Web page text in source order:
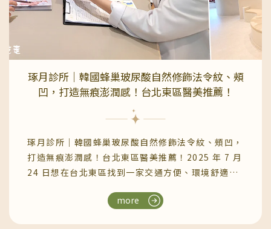
的會跟妳『充分溝通』，認真聽完妳哪裡困擾、哪裡
不滿意—仔細看診後再依專業分析我適合的療程建
議，並詳細解釋預估的作法與成效，最後由我自己決
定要怎麼選！喜歡追根究底的我，非常好奇MINT秘
仔細的跟我解釋原來MINT秘特拉提線是一體成型
的！！！線材使用台灣TFDA認證的PDO材質，具有
良好的生物相容性以及可分解性可被人體吸收，是目
害！！以往一般其他的縫合線是用”切割”方式製
作，倒勾很不明顯又容易斷裂，MINT神力拉提線一
體成型，不僅線材更堅固不容易斷裂，上面的3D立
體倒鉤線還能雙向360度拉提，維持較強的拉力與組
織抓附力—解釋完線材，陳院長還進一步跟我解釋他
多醫美診所的諮詢環節，都只是一個制式化的SOP，
通常醫師詢問你要做什麼項目，然後你說了，就直接
做。但在琢月診所做諮詢的時候，儘管陳院長知道我
之前有打過肉毒咀嚼肌，仍然從頭到尾把肉毒的功
也針對我的頸肩實際狀況做評估，最後確認注射韓國
的NABOTA-納柏塔彩虹肉毒一瓶（100U) 。
NABOTA-納柏塔肉毒是在韓國很受歡迎的新一代亞
洲肉毒，也叫彩虹肉毒。透過先進的HI-PURE專利
純化技術，可將肉毒純度提升到>98% ，並經多篇
期刊論文都有證實它的安全性、效果與持久度皆與歐
美品牌不分上下，也是目前率先通過美國FDA認證的
肉毒注射於患處，以肉毒阻斷神經末梢釋放乙醯膽鹼
琢月診所｜韓國蜂巢玻尿酸自然修飾法令紋、頰
凹，打造無痕澎潤感！台北東區醫美推薦！
琢月診所｜韓國蜂巢玻尿酸自然修飾法令紋、頰凹，
打造無痕澎潤感！台北東區醫美推薦！2025 年 7 月
24 日想在台北東區找到一家交通方便、環境舒適又
「琢月診所」，不僅地點優越、交通便利，診所空間
more